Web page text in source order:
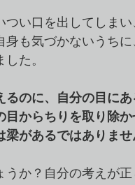
い口を出してしま
も気づかないうち
た。
るのに、自分の目に
からちりを取り除
があるではありませ
か？自分の考えが